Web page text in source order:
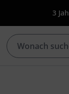
3